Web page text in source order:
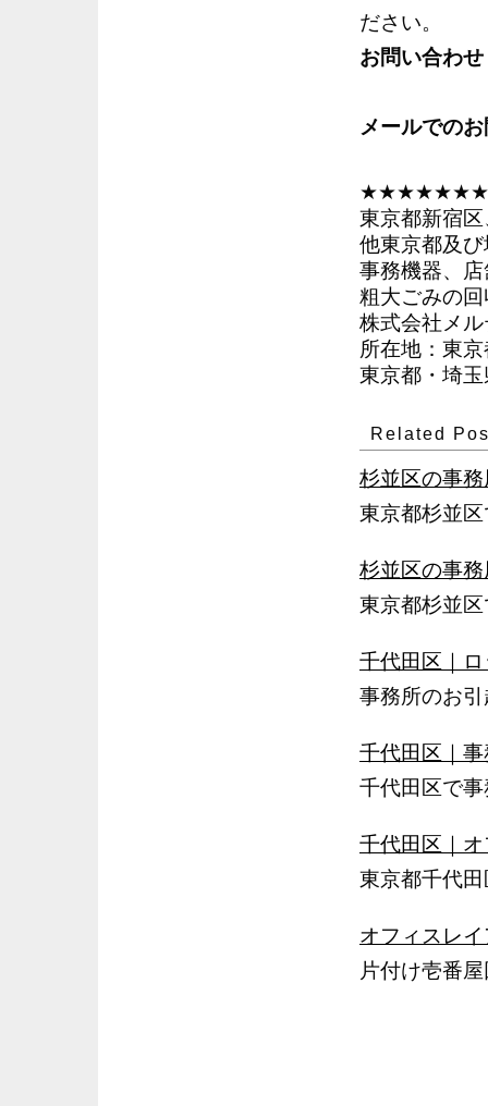
ださい。
お問い合わ
メールでの
東京都新宿
他東京都及
事務機器、
粗大ごみの
株式会社メ
所在地：東
東京都・埼
Related
杉並区の事
東京都杉並
杉並区の事
東京都杉並
千代田区｜
事務所のお
千代田区｜
千代田区で
千代田区｜
東京都千代
オフィスレ
片付け壱番